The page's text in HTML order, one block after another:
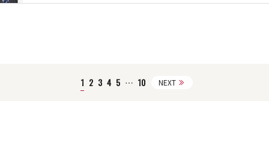
1 2 3 4 5 … 10 NEXT